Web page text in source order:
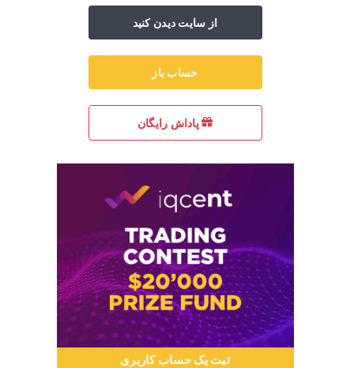
از سایت دیدن کنید
حساب باز
پاداش رایگان
ثبت یک حساب کاربری